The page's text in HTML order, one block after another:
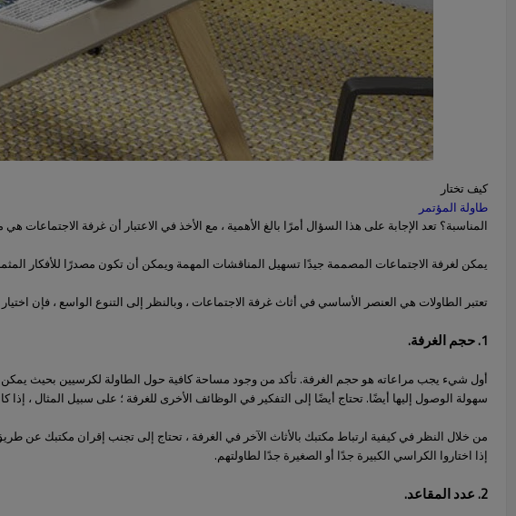
كيف تختار
طاولة المؤتمر
المناسبة؟ تعد الإجابة على هذا السؤال أمرًا بالغ الأهمية ، مع الأخذ في الاعتبار أن غرفة
يمكن لغرفة الاجتماعات المصممة جيدًا تسهيل المناقشات المهمة ويمكن أن تكون مصدرًا للأفكار
تعتبر الطاولات هي العنصر الأساسي في أثاث غرفة الاجتماعات ، وبالنظر إلى التنوع الواسع ، فإن
1. حجم الغرفة.
أول شيء يجب مراعاته هو حجم الغرفة. تأكد من وجود مساحة كافية حول الطاولة لكرسيين بحيث
سهولة الوصول إليها أيضًا. تحتاج أيضًا إلى التفكير في الوظائف الأخرى للغرفة ؛ على سبيل المثال
من خلال النظر في كيفية ارتباط مكتبك بالأثاث الآخر في الغرفة ، تحتاج إلى تجنب إقران مكتبك عن
إذا اختاروا الكراسي الكبيرة جدًا أو الصغيرة جدًا لطاولتهم.
2. عدد المقاعد.